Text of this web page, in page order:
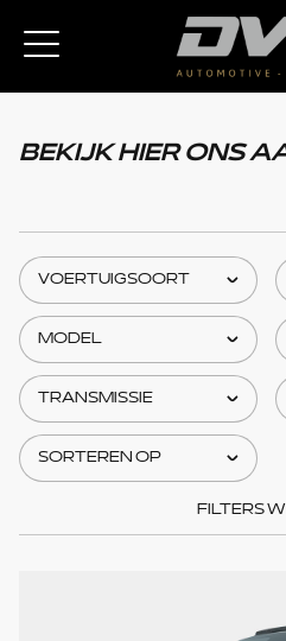
BEKIJK HIER ONS
FILTERS